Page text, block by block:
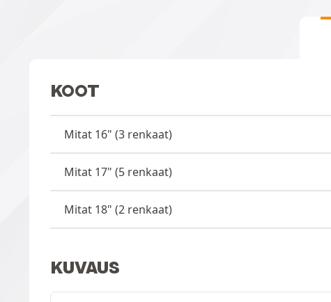
KOOT
Mitat 16" (3 renkaat)
Mitat 17" (5 renkaat)
Mitat 18" (2 renkaat)
KUVAUS